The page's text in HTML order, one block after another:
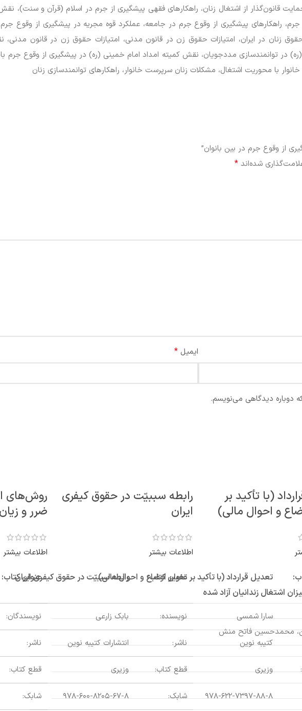
قانون‌گذار از اشتغال زنان، راهکارهای فقهی پیشگیری از جرم در اسلام (قرآن و سنت)،
راهکارهای پیشگیری از وقوع جرم در جامعه، عملکرد قوه مجریه در پیشگیری از وقوع
زنان در ایران، امتیازات حقوق زن در قانون مدنی، امتیازات حقوق زن در قانون
در توانمندسازی مددجویان، نقش کمیته امداد امام خمینی (ره) در پیشگیری از وقوع جرم
با محوریت اشتغال، مشکلات زنان سرپرست خانوار، راهکارهای توانمندسازی زنان
از وقوع جرم در بین بانوان”
شده‌اند *
ایمیل *
دوباره دیدگاهی می‌نویسم.
اشتغال زندانیان آزاد شده
محمدحسین فاتح منش
(با تأکید بر
و احوال مالی)
تعدیل قرارداد (با تأکید بر تغییر اوضاع و احوال مالی)
سارا شمسی
کتیبه نوین
وزیری
۹۷۸-۶۲۲-۷۳۹۷-۸۸-۸
رابطه سببیّت در حقوق کیفری
ایران
اطلاعات بیشتر
عنوان کتاب: رابطه سببیّت در حقوق کیفری ایران
نویسنده: بابک زارعی
ناشر: انتشارات کتیبه نوین
قطع کتاب: وزیری
شابک: ۹۷۸-۶۰۰-۸۲۰۵-۶۷-۸
روش‌های
ضرر و
اطلاعات بیشتر
عنوان کتاب:
نویسندگان:
ناشر:
قطع کتاب:
شابک: